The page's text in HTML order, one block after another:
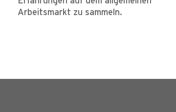
Arbeitsmarkt zu sammeln.